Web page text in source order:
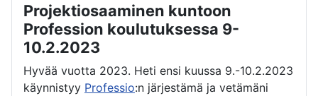
Projektiosaaminen kuntoon
Profession koulutuksessa 9-
10.2.2023
Hyvää vuotta 2023. Heti ensi kuussa 9.-10.2.2023
käynnistyy Professio:n järjestämä ja vetämäni